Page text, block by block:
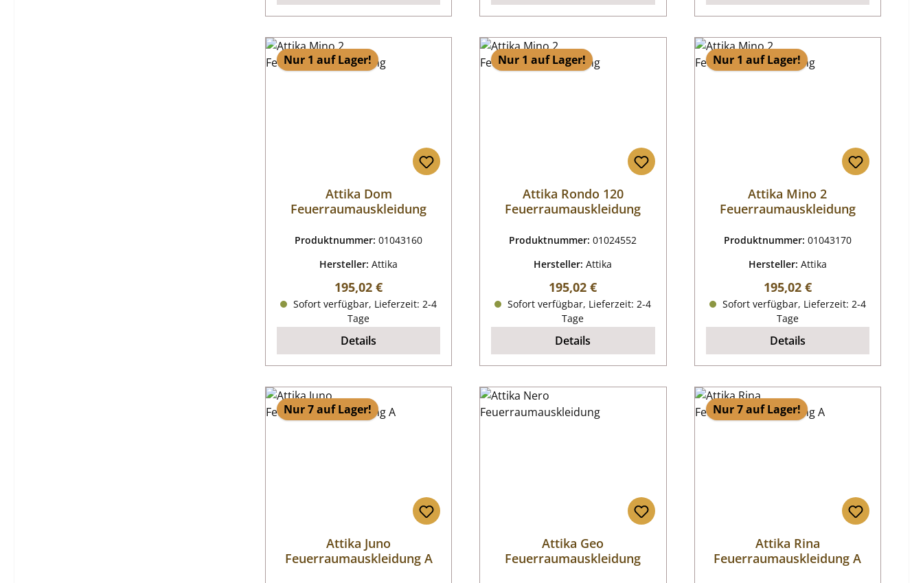
Nur 1 auf Lager!
Attika Dom
Feuerraumauskleidung
Produktnummer:01043160
Hersteller:Attika
Regulärer Preis:
195,02 €
Sofort verfügbar, Lieferzeit: 2-4
Tage
Details
Nur 1 auf Lager!
Attika Rondo 120
Feuerraumauskleidung
Produktnummer:01024552
Hersteller:Attika
Regulärer Preis:
195,02 €
Sofort verfügbar, Lieferzeit: 2-4
Tage
Details
Nur 1 auf Lager!
Attika Mino 2
Feuerraumauskleidung
Produktnummer: 01043170
Hersteller: Attika
Regulärer Preis:
195,02 €
Sofort verfügbar, Lieferzeit: 2-4
Tage
Details
Nur 7 auf Lager!
Attika Juno
Feuerraumauskleidung A
Attika Geo
Feuerraumauskleidung
Nur 7 auf Lager!
Attika Rina
Feuerraumauskleidung A